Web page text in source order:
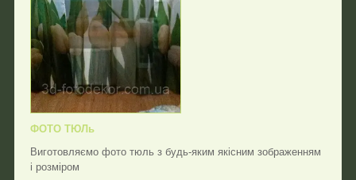
ФОТО ТЮЛь
Виготовляємо фото тюль з будь-яким якісним зображенням
і розміром